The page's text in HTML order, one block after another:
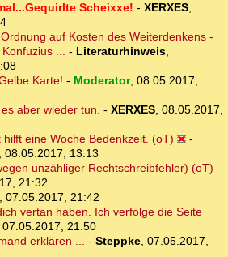
Scheixxe! - XERXES,
auf Kosten des Weiterdenkens -
... - Literaturhinweis,
Karte! - Moderator, 08.05.2017,
aber wieder tun. - XERXES, 08.05.2017,
hilft eine Woche Bedenkzeit. (oT)
-
08.05.2017, 13:13
unzähliger Rechtschreibfehler) (oT)
21:32
, 07.05.2017, 21:42
vertan haben. Ich verfolge die Seite
07.05.2017, 21:50
erklären ... - Steppke, 07.05.2017,